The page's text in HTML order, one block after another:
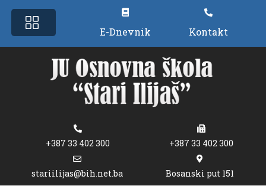
E-Dnevnik Kontakt
+387 33 402 300 +387 33 402 300
stariilijas@bih.net.ba Bosanski put 151